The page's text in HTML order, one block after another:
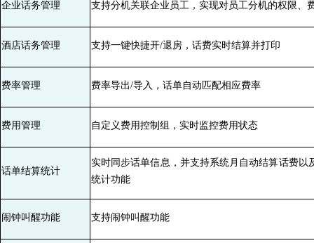
企业话务管理 支持分机关联企业员工，实现对员工分机的权限、
酒店话务管理 支持一键快捷开/退房，话费实时结算并打印
费率管理 费率导出/导入，话单自动匹配相应费率
费用管理 自定义费用控制组，实时监控费用状态
话单结算统计
实时同步话单信息，并支持系统月自动结算话费以
统计功能
闹钟叫醒功能 支持闹钟叫醒功能